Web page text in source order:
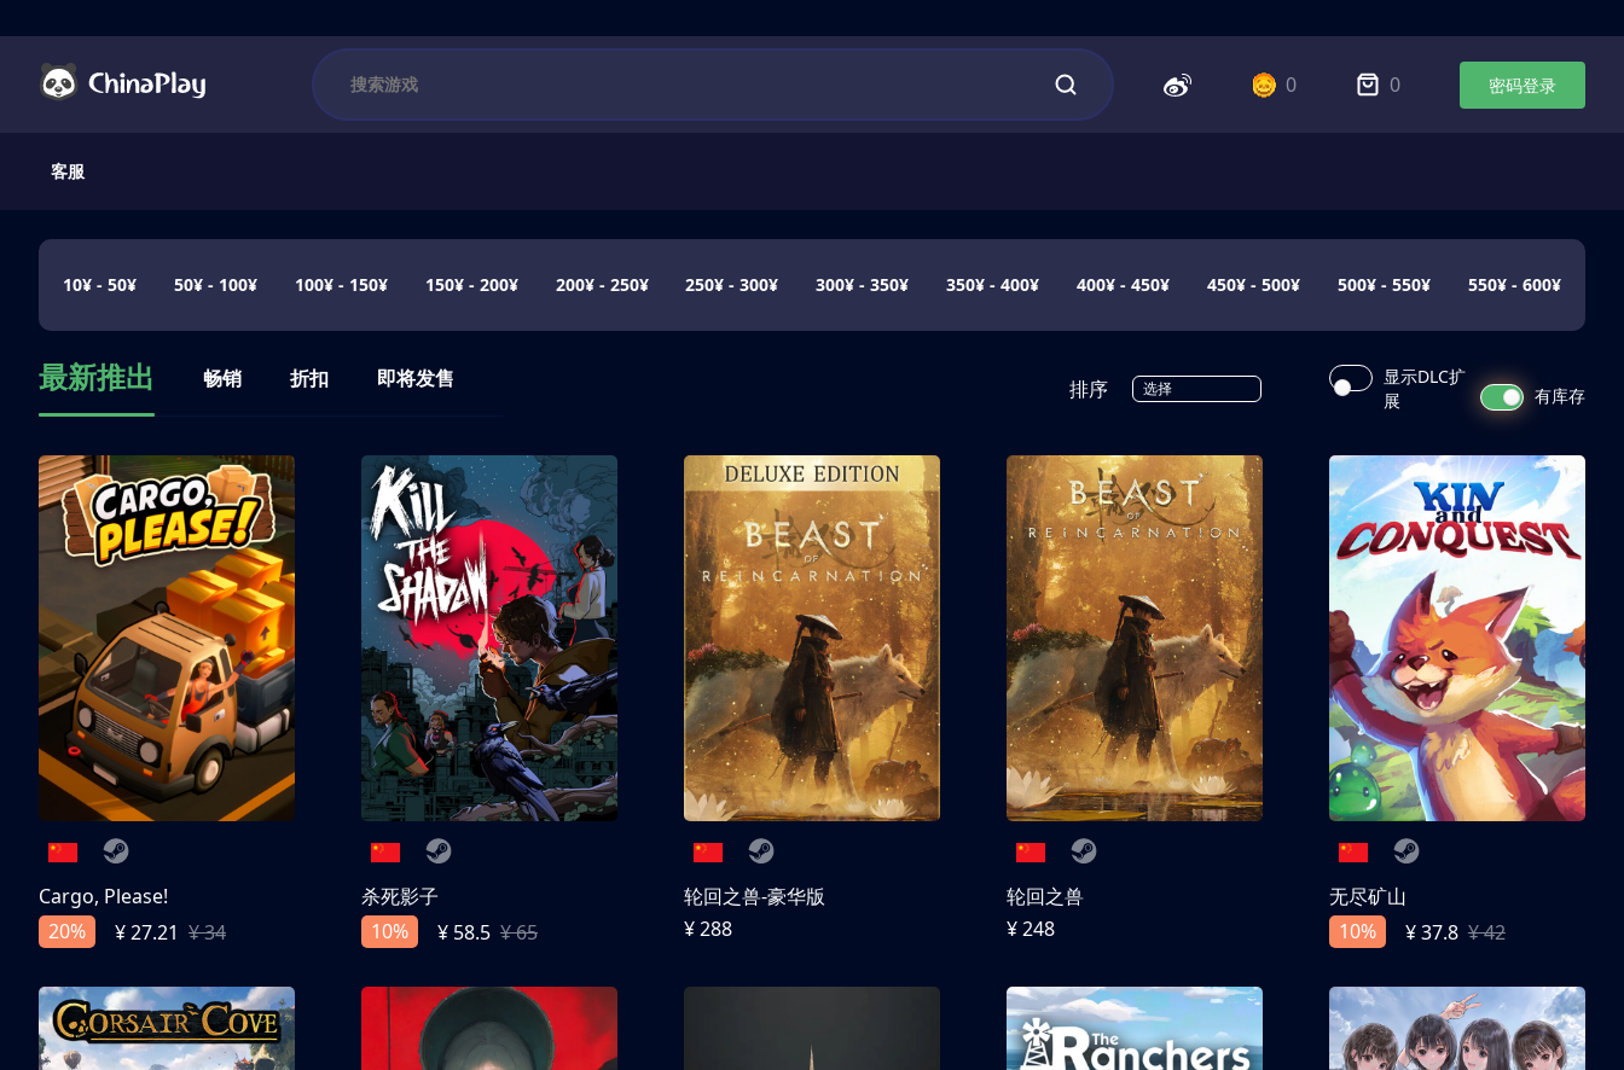
0 0 密码登录
客服
10¥ - 50¥ 50¥ - 100¥ 100¥ - 150¥ 150¥ - 200¥ 200¥ - 250¥ 250¥ - 300¥ 300¥ - 350¥ 350¥ - 400¥ 400¥ - 450¥ 450¥ - 500¥ 500¥ - 550¥ 550¥ - 600¥
最新推出 畅销 折扣 即将发售 排序 选择
显示DLC扩
展
有库存
Cargo, Please!
20%
¥ 27.21 ¥ 34
杀死影子
10%
¥ 58.5 ¥ 65
轮回之兽-豪华版
¥ 288
轮回之兽
¥ 248
无尽矿山
10%
¥ 37.8 ¥ 42